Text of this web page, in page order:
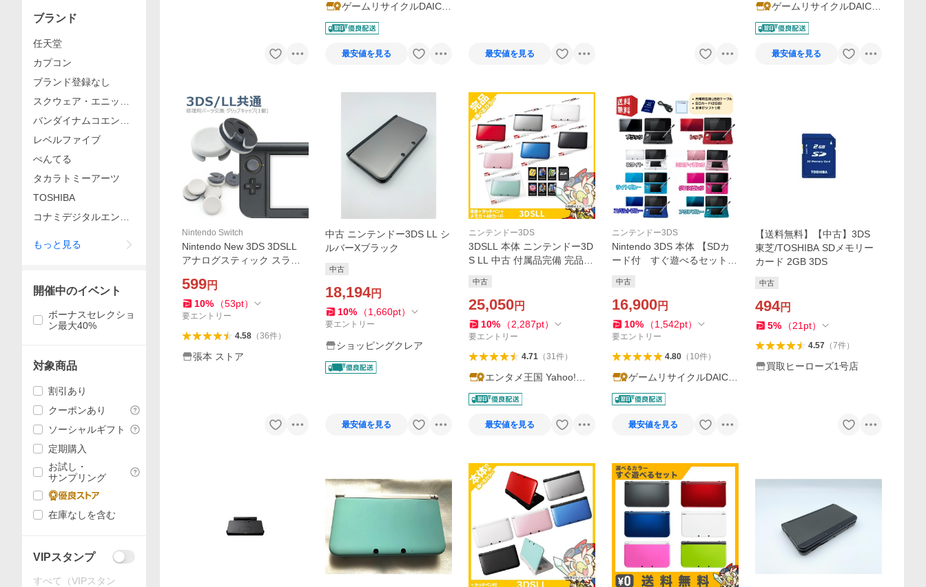
ゲームリサイクルDAICH
U
最安値を見る 最安値を見る
ゲームリサイクルDAICH
U
最安値を見る
Nintendo Switch
Nintendo New 3DS 3DSLL
アナログスティック スライ
ク 修理用 パーツ 交換 グリッ
プキャップ 1個
599円
10% （53pt）
要エントリー
4.58（36件）
張本 ストア
中古 ニンテンドー3DS LL シ
ルバーXブラック
中古
18,194円
10% （1,660pt）
要エントリー
ショッピングクレア
最安値を見る
ニンテンドー3DS
3DSLL 本体 ニンテンドー3D
S LL 中古 付属品完備 完品
中古
25,050円
10% （2,287pt）
要エントリー
4.71（31件）
エンタメ王国 Yahoo!シ
ョッピング店
最安値を見る
ニンテンドー3DS
Nintendo 3DS 本体 【SDカ
ード付 すぐ遊べるセット】
ブル・おまけソフト付☆キャ
ンペーン対象商品☆
中古
16,900円
10% （1,542pt）
要エントリー
4.80（ 10件）
ゲームリサイクルDAICH
U
最安値を見る
【送料無料】【中古】3DS
東芝/TOSHIBA SDメモリー
カード 2GB 3DS
中古
494円
5% （21 pt）
4.57（7件）
買取ヒーローズ1号店
ブランド
任天堂
カプコン
ブランド登録なし
スクウェア・エニック
ス
バンダイナムコエンタ
ーテインメント
レベルファイブ
ぺんてる
タカラトミーアーツ
TOSHIBA
コナミデジタルエンタ
もっと見る
開催中のイベント
ボーナスセレクショ
ン最大40%
対象商品
割引あり
クーポンあり
ソーシャルギフト
定期購入
お試し・
サンプリング
在庫なしを含む
VIPスタンプ
すべて（VIPスタン